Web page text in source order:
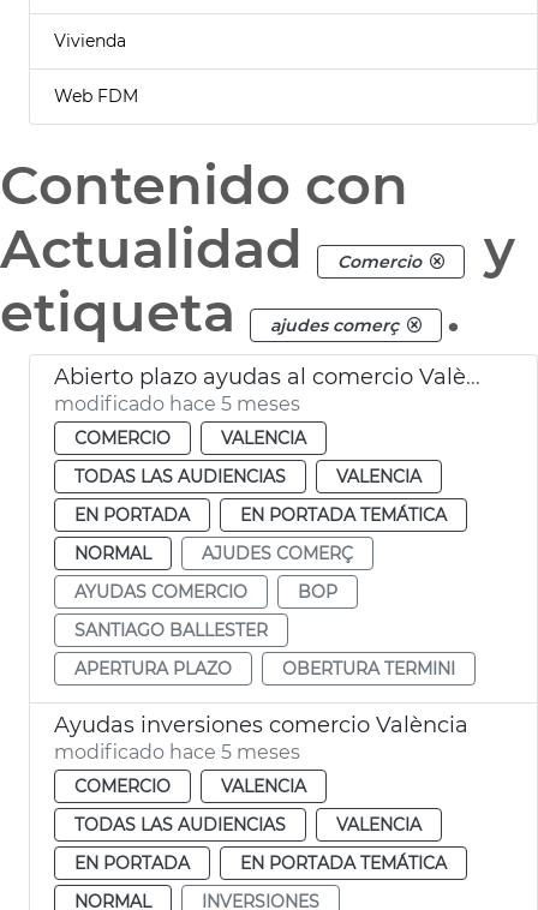
Vivienda
Web FDM
Contenido con
Actualidad
Comercio
y
etiqueta
ajudes comerç .
Abierto plazo ayudas al comercio València
modificado hace 5 meses
COMERCIO
VALENCIA
TODAS LAS AUDIENCIAS
VALENCIA
EN PORTADA
EN PORTADA TEMÁTICA
NORMAL
AJUDES COMERÇ
AYUDAS COMERCIO
BOP
SANTIAGO BALLESTER
APERTURA PLAZO
OBERTURA TERMINI
Ayudas inversiones comercio València
modificado hace 5 meses
COMERCIO
VALENCIA
TODAS LAS AUDIENCIAS
VALENCIA
EN PORTADA
EN PORTADA TEMÁTICA
NORMAL
INVERSIONES